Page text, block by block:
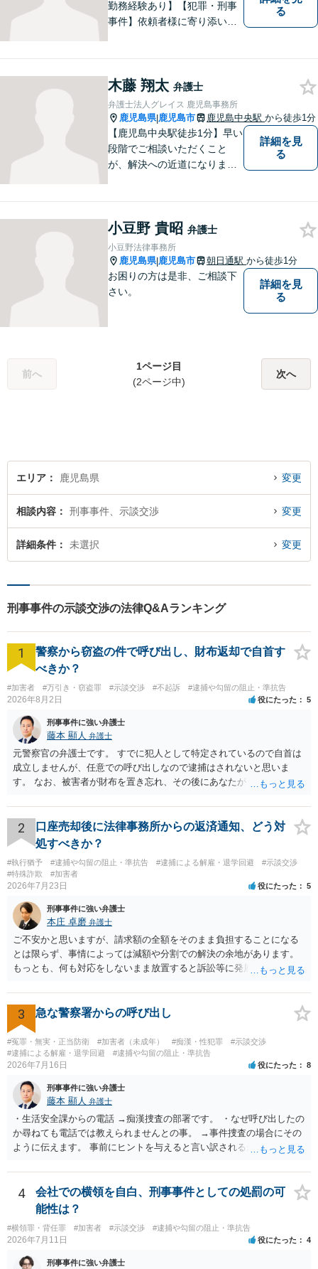
勤務経験あり】【犯罪・刑事
事件】依頼者様に寄り添い、
ていただきます。お気軽にご
相談ください。
る
木藤 翔太 弁護士
弁護士法人グレイス 鹿児島事務所
鹿児島県|鹿児島市 鹿児島中央駅 から徒歩1分
【鹿児島中央駅徒歩1分】早い
段階でご相談いただくこと
が、解決への近道になりま
なご相談でも、どうぞお気軽
にお声がけください。【初回
相談無料】【電話・WEB面談
可】
詳細を見
る
小豆野 貴昭 弁護士
小豆野法律事務所
鹿児島県|鹿児島市 朝日通駅 から徒歩1分
お困りの方は是非、ご相談下
さい。
詳細を見
る
前へ
1ページ目
(2ページ中)
次へ
エリア 鹿児島県 変更
相談内容 刑事事件、示談交渉 変更
詳細条件 未選択 変更
刑事事件の示談交渉の法律Q&Aランキング
1
警察から窃盗の件で呼び出し、財布返却で自首す
べきか？
#加害者 #万引き・窃盗罪 #示談交渉 #不起訴 #逮捕や勾留の阻止・準抗告
2026年8月2日 役にたった 5
刑事事件に強い弁護士
藤本 顯人 弁護士
元警察官の弁護士です。 すでに犯人として特定されているので自首は
成立しませんが、任意での呼び出しなので逮捕はされないと思いま
す。 なお、被害者が財布を置き忘れ、その後にあなたがトイレに入
と言い逃れはかなり厳しいものと思います。
2
口座売却後に法律事務所からの返済通知、どう対
処すべきか？
#執行猶予 #逮捕や勾留の阻止・準抗告 #逮捕による解雇・退学回避
#示談交渉
#特殊詐欺
#加害者
2026年7月23日 役にたった 5
刑事事件に強い弁護士
本庄 卓磨 弁護士
ご不安かと思いますが、請求額の全額をそのまま負担することになる
とは限らず、事情によっては減額や分割での解決の余地があります。
もっとも、何も対応をしないまま放置すると訴訟等に発展してしまう
めします。
3 急な警察署からの呼び出し
#冤罪・無実・正当防衛 #加害者（未成年） #痴漢・性犯罪
#示談交渉
#逮捕による解雇・退学回避
#逮捕や勾留の阻止・準抗告
2026年7月16日 役にたった 8
刑事事件に強い弁護士
藤本 顯人 弁護士
・生活安全課からの電話 →痴漢捜査の部署です。 ・なぜ呼び出したの
か尋ねても電話では教えられませんとの事。 →事件捜査の場合にその
ように伝えます。 事前にヒントを与えると言い訳されるからです。 ・
たり →やはり痴漢として疑われているのでは。 そもそも痴漢をやって
ないのであれば、何も疑われる筋合いは無いわけですし狼狽える必要
はないですね。
4
会社での横領を自白、刑事事件としての処罰の可
能性は？
#横領罪・背任罪 #加害者 #示談交渉 #逮捕や勾留の阻止・準抗告
2026年7月11日 役にたった 4
刑事事件に強い弁護士